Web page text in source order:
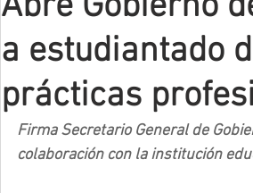
Mineros LNBP
a estudiantado
prácticas
Firma Secretario General de
colaboración con la institución